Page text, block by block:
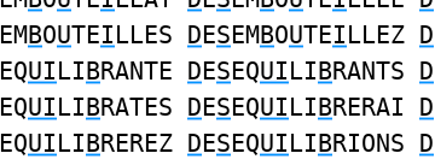
EMBOUTEILLES DESEMBOUTEILLEZ D
EQUILIBRANTE DESEQUILIBRANTS D
EQUILIBRATES DESEQUILIBRERAI D
EQUILIBREREZ DESEQUILIBRIONS D